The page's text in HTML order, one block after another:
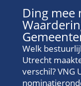
Ding mee
Welk
Utrecht
verschil? VNG